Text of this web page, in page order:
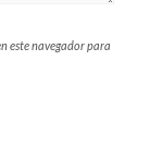
este navegador para